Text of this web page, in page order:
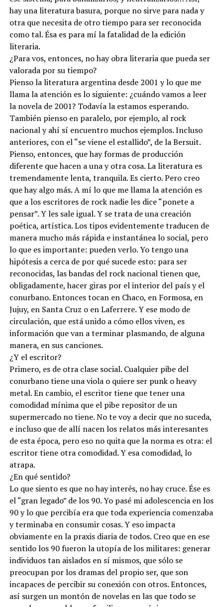
hay una literatura basura, porque no sirve para nada y
otra que necesita de otro tiempo para ser reconocida
como tal. Ésa es para mí la fatalidad de la edición
literaria.
¿Para vos, entonces, no hay obra literaria que pueda ser
valorada por su tiempo?
Pienso la literatura argentina desde 2001 y lo que me
llama la atención es lo siguiente: ¿cuándo vamos a leer
la novela de 2001? Todavía la estamos esperando.
También pienso en paralelo, por ejemplo, al rock
nacional y ahí sí encuentro muchos ejemplos. Incluso
anteriores, con el “se viene el estallido”, de la Bersuit.
Pienso, entonces, que hay formas de producción
diferente que hacen a una y otra cosa. La literatura es
tremendamente lenta, tranquila. Es cierto. Pero creo
que hay algo más. A mí lo que me llama la atención es
que a los escritores de rock nadie les dice “ponete a
pensar”. Y les sale igual. Y se trata de una creación
poética, artística. Los tipos evidentemente traducen de
manera mucho más rápida e instantánea lo social, pero
lo que es importante: pueden verlo. Yo tengo una
hipótesis a cerca de por qué sucede esto: para ser
reconocidas, las bandas del rock nacional tienen que,
obligadamente, hacer giras por el interior del país y el
conurbano. Entonces tocan en Chaco, en Formosa, en
Jujuy, en Santa Cruz o en Laferrere. Y ese modo de
circulación, que está unido a cómo ellos viven, es
información que van a terminar plasmando, de alguna
manera, en sus canciones.
¿Y el escritor?
Primero, es de otra clase social. Cualquier pibe del
conurbano tiene una viola o quiere ser punk o heavy
metal. En cambio, el escritor tiene que tener una
comodidad mínima que el pibe repositor de un
supermercado no tiene. No te voy a decir que no suceda,
e incluso que de allí nacen los relatos más interesantes
de esta época, pero eso no quita que la norma es otra: el
escritor tiene otra comodidad. Y esa comodidad, lo
atrapa.
¿En qué sentido?
Lo que siento es que no hay interés, no hay cruce. Ése es
el “gran legado” de los 90. Yo pasé mi adolescencia en los
90 y lo que percibía era que toda experiencia comenzaba
y terminaba en consumir cosas. Y eso impacta
obviamente en la praxis diaria de todos. Creo que en ese
sentido los 90 fueron la utopía de los militares: generar
individuos tan aislados en sí mismos, que sólo se
preocupan por los dramas del propio ser, que son
incapaces de percibir su conexión con otros. Entonces,
así surgen un montón de novelas en las que todo se